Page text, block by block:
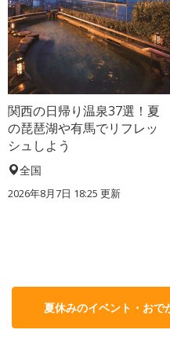
関西の日帰り温泉37選！夏
の琵琶湖や有馬でリフレッ
シュしよう
全国
2026年8月7日 18:25 更新
夏休みのイベント・おで